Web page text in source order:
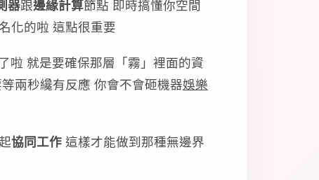
器跟邊緣計算節點 即時搞懂你空間
化的啦 這點很重要
啦 就是要確保那層「霧」裡面的資
兩秒纔有反應 你會不會砸機器娛樂
協同工作 這樣才能做到那種無邊界